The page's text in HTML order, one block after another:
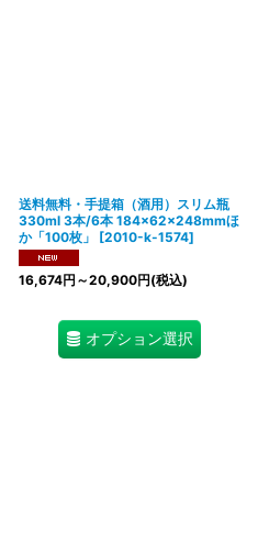
送料無料・手提箱（酒用）スリム瓶
330ml 3本/6本 184×62×248mmほ
か「100枚」
[2010-k-1574]
16,674円 ～20,900円(税込)
オプション選択